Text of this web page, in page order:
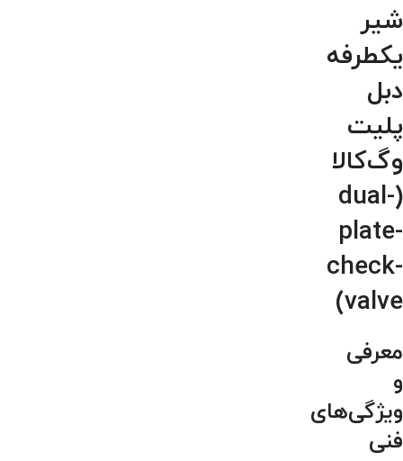
شیر
یکطرفه
دبل
پلیت
وگ‌کالا
(dual-
plate-
check-
valve)
معرفی
و
ویژگی‌های
فنی